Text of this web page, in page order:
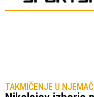
TAKMIČENJE U